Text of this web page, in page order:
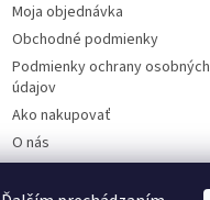
Moja objednávka
Obchodné podmienky
Podmienky ochrany osobných
údajov
Ako nakupovať
O nás